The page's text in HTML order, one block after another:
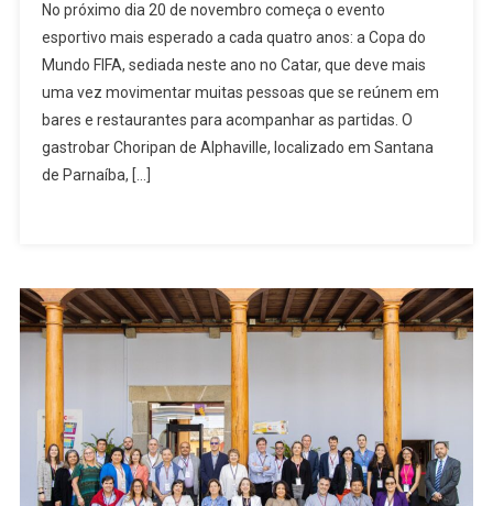
De
Alphaville
Terá
Transmissão
Dos
Jogos
Com
Promoção
Gratuita
No próximo dia 20 de novembro começa o evento
esportivo mais esperado a cada quatro anos: a Copa do
Mundo FIFA, sediada neste ano no Catar, que deve mais
uma vez movimentar muitas pessoas que se reúnem em
bares e restaurantes para acompanhar as partidas. O
gastrobar Choripan de Alphaville, localizado em Santana
de Parnaíba, […]